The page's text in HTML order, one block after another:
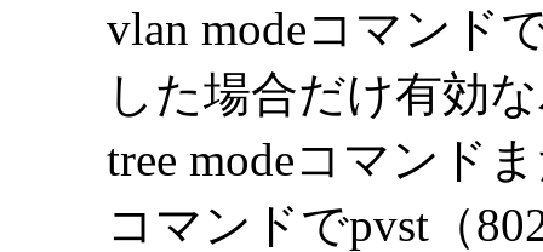
vlan modeコマンド
した場合だけ有効
tree modeコマンド
コマンドでpvst（